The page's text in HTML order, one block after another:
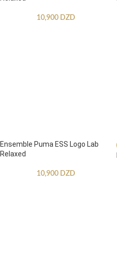
10,900 DZD
Ensemble Puma ESS Logo Lab
Relaxed
10,900 DZD